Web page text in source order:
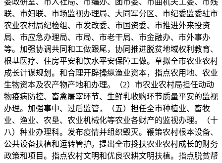
委政研室、市人社局、市编办、团市委、市曲机关工委、市残
联、市妇联、市场监视办理局、大同军分区、市纪委监委驻市
农业农村局纪检组、市发改委、市国资委、市推进外来投资
局、市应急办理局、市局、市老干局、市金融办、市外事办
等。加强协调共同和工做跟尾，协同推进脱贫地域权利教育、
根基医疗、住房平安和饮水平安保障工做。草拟全市农业农村
成长计谋规划。和合理开辟操纵渔业资本，指点农用地、农业
生物资本及农产物产地和办理。（2）市农业农村局担任动动
物疫病防控、畜禽屠宰环节、生鲜乳收购环节质量平安的监视
办理。加强事中、过后监管，（五）担任全市种植业、畜牧
业、渔业、农垦、农业机械化等农业各财产的监视办理。（十
八）种业办理科。发布疫情并组织毁灭。鞭策农村根本设备、
公共设备扶植和运转管护。提出全市搀扶农业农村成长的财务
政策和项目。指点农村文明和优良农耕文明扶植。指点脱贫帮